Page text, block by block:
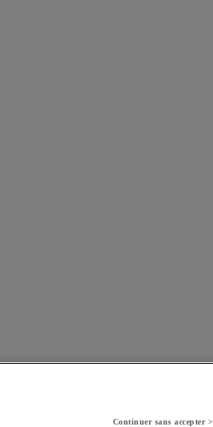
Continuer sans accepter >